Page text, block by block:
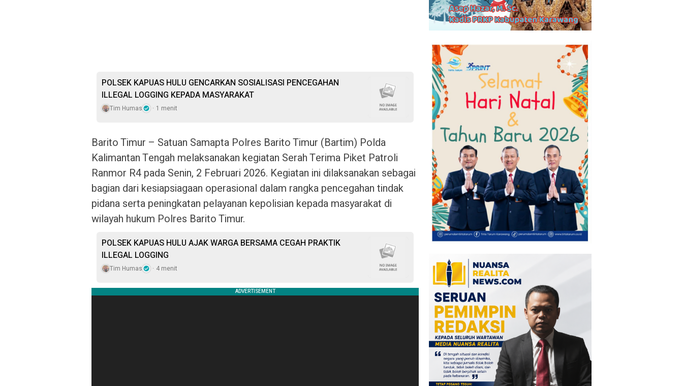
POLSEK KAPUAS HULU GENCARKAN SOSIALISASI PENCEGAHAN
ILLEGAL LOGGING KEPADA MASYARAKAT
Tim Humas 1 menit
Barito Timur – Satuan Samapta Polres Barito Timur (Bartim) Polda
Kalimantan Tengah melaksanakan kegiatan Serah Terima Piket Patroli
Ranmor R4 pada Senin, 2 Februari 2026. Kegiatan ini dilaksanakan sebagai
bagian dari kesiapsiagaan operasional dalam rangka pencegahan tindak
pidana serta peningkatan pelayanan kepolisian kepada masyarakat di
wilayah hukum Polres Barito Timur.
POLSEK KAPUAS HULU AJAK WARGA BERSAMA CEGAH PRAKTIK
ILLEGAL LOGGING
Tim Humas 4 menit